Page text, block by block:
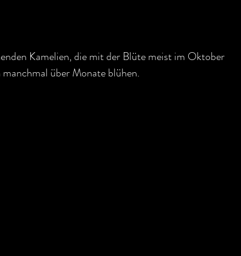
Kamelien, die mit der Blüte meist im Oktober
über Monate blühen.